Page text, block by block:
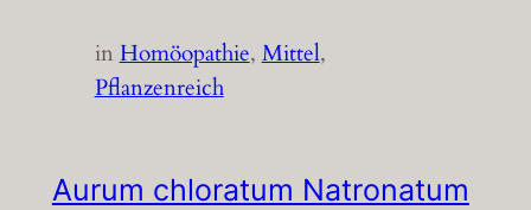
inHomöopathie, Mittel
Pflanzenreich
Aurum chloratum Natronatum